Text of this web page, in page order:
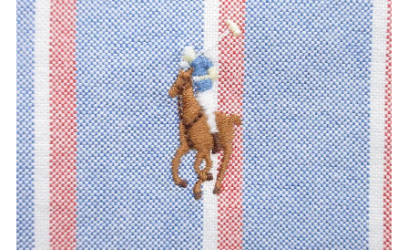
60年代 50年代 40年代
すべての年代を見る
週刊ラッシュアウト新聞
古着コラム